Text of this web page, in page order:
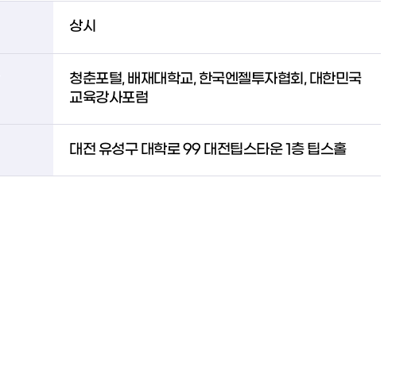
상시
청춘포털, 배재대학교, 한국엔젤투자협회, 대한민국
교육강사포럼
대전 유성구 대학로 99 대전팁스타운 1층 팁스홀